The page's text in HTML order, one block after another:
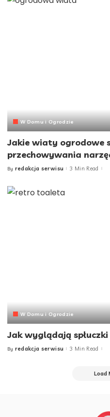
W Domu i Ogrodzie
Jakie wiaty ogrodowe
przechowywania
Posted
By redakcja serwisu 3 Min Read
W Domu i Ogrodzie
Jak wyglądają
Posted
By redakcja serwisu 3 Min Read
Load